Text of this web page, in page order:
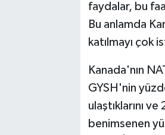
faydalar, bu
Bu anlamda
katılmayı çok
Kanada'nın
GYSH'nin
ulaştıklarını
benimsenen